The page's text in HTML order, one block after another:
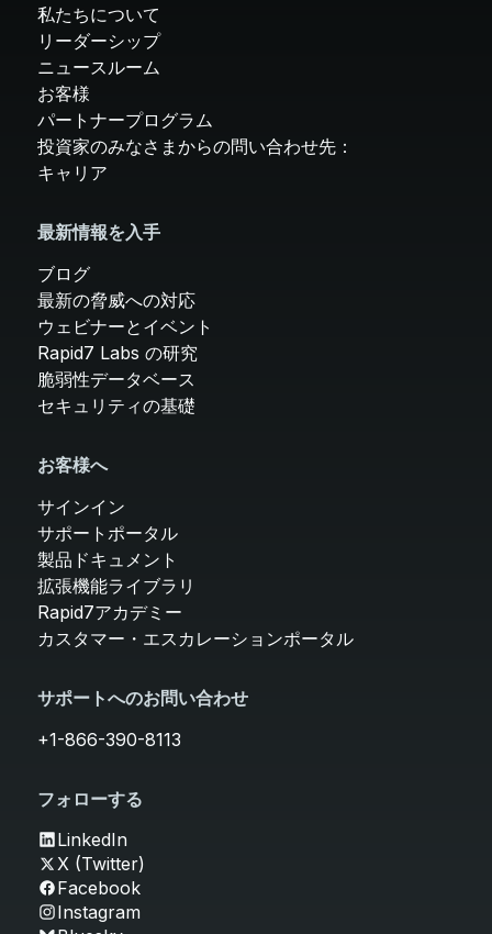
私たちについて
リーダーシップ
ニュースルーム
お客様
パートナープログラム
投資家のみなさまからの問い合わせ先：
キャリア
最新情報を入手
ブログ
最新の脅威への対応
ウェビナーとイベント
Rapid7 Labs の研究
脆弱性データベース
セキュリティの基礎
お客様へ
サインイン
サポートポータル
製品ドキュメント
拡張機能ライブラリ
Rapid7アカデミー
カスタマー・エスカレーションポータル
サポートへのお問い合わせ
+1-866-390-8113
フォローする
LinkedIn
X (Twitter)
Facebook
Instagram